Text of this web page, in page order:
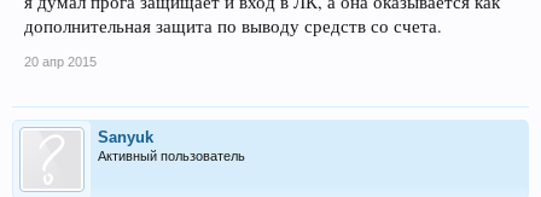
дополнительная защита по выводу средств со счета.
20 апр 2015
Sanyuk
Активный пользователь